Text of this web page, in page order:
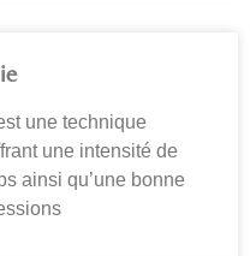
une technique
une intensité de
ainsi qu’une bonne